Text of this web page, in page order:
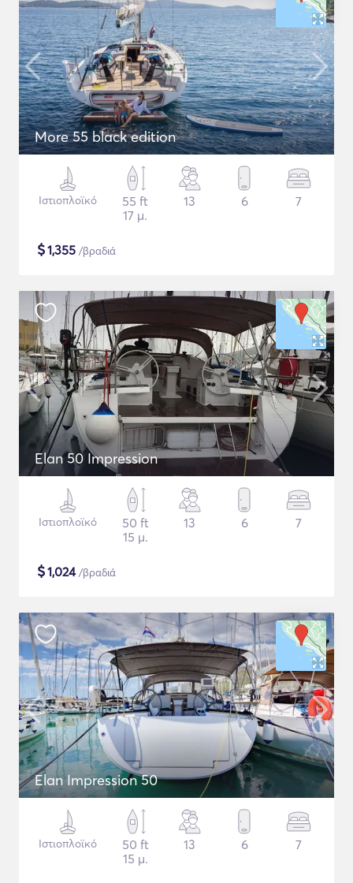
More 55 black edition
Ιστιοπλοϊκό
55 ft
17 μ.
13 6 7
$1,355 /βραδιά
Elan 50 Impression
Ιστιοπλοϊκό
50 ft
15 μ.
13 6 7
$1,024/βραδιά
Elan Impression 50
Ιστιοπλοϊκό
50 ft
15 μ.
13 6 7